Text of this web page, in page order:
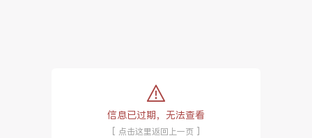
tip:
信息已过期，无法查看
[ 点击这里返回上一页 ]